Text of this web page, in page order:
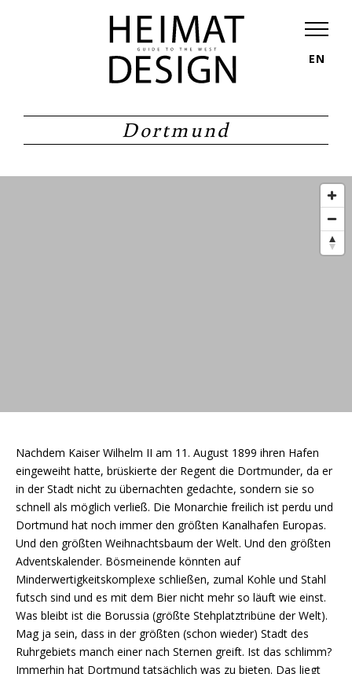
EN
Dortmund
Nachdem Kaiser Wilhelm II am 11. August 1899 ihren Hafen
eingeweiht hatte, brüskierte der Regent die Dortmunder, da er
in der Stadt nicht zu übernachten gedachte, sondern sie so
schnell als möglich verließ. Die Monarchie freilich ist perdu und
Dortmund hat noch immer den größten Kanalhafen Europas.
Und den größten Weihnachtsbaum der Welt. Und den größten
Adventskalender. Bösmeinende könnten auf
Minderwertigkeitskomplexe schließen, zumal Kohle und Stahl
futsch sind und es mit dem Bier nicht mehr so läuft wie einst.
Was bleibt ist die Borussia (größte Stehplatztribüne der Welt).
Mag ja sein, dass in der größten (schon wieder) Stadt des
Ruhrgebiets manch einer nach Sternen greift. Ist das schlimm?
Immerhin hat Dortmund tatsächlich was zu bieten. Das liegt